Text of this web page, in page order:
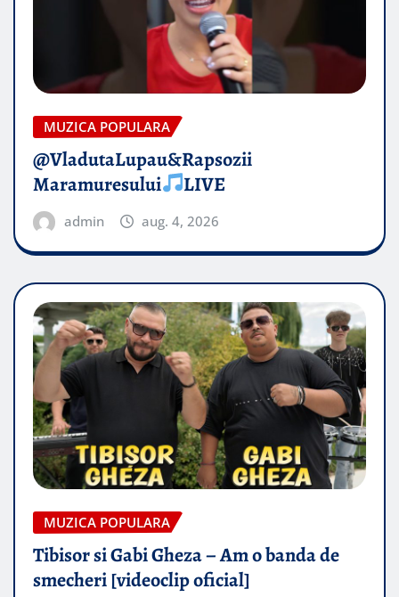
MUZICA POPULARA
@VladutaLupau&Rapsozii
Maramuresului
LIVE
admin aug. 4, 2026
MUZICA POPULARA
Tibisor si Gabi Gheza – Am o banda de
smecheri [videoclip oficial]